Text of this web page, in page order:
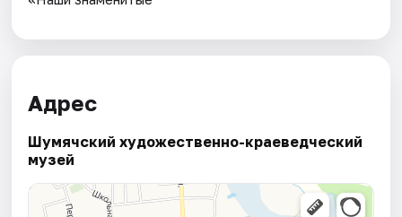
Адрес
Шумячский художественно-краеведческий
музей